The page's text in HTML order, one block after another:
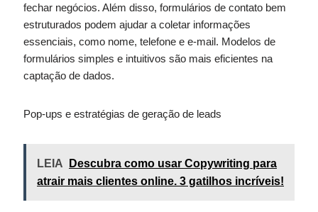
fechar negócios. Além disso, formulários de contato bem
estruturados podem ajudar a coletar informações
essenciais, como nome, telefone e e-mail. Modelos de
formulários simples e intuitivos são mais eficientes na
captação de dados.
Pop-ups e estratégias de geração de leads
LEIA
Descubra como usar Copywriting para
atrair mais clientes online. 3 gatilhos incríveis!